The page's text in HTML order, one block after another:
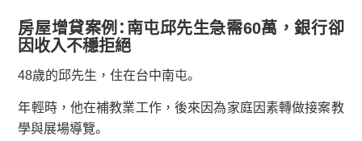
房屋增貸案例：南屯邱先生急需60萬，銀行卻
因收入不穩拒絕
48歲的邱先生，住在台中南屯。
年輕時，他在補教業工作，後來因為家庭因素轉做接案教
學與展場導覽。